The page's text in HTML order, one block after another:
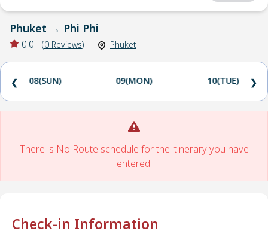
Phuket → Phi Phi
0.0 (0 Reviews) Phuket
08(SUN) 09(MON) 10(TUE)
❮ ❯
There is No Route schedule for the itinerary you have
entered.
Check-in Information